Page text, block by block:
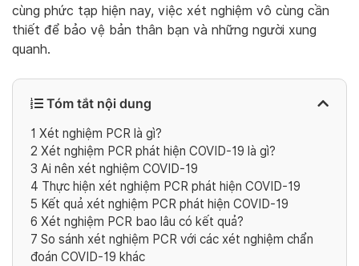
cùng phức tạp hiện nay, việc xét nghiệm vô cùng cần
thiết để bảo vệ bản thân bạn và những người xung
quanh.
Tóm tắt nội dung
1 Xét nghiệm PCR là gì?
2 Xét nghiệm PCR phát hiện COVID-19 là gì?
3 Ai nên xét nghiệm COVID-19
4 Thực hiện xét nghiệm PCR phát hiện COVID-19
5 Kết quả xét nghiệm PCR phát hiện COVID-19
6 Xét nghiệm PCR bao lâu có kết quả?
7 So sánh xét nghiệm PCR với các xét nghiệm chẩn
đoán COVID-19 khác